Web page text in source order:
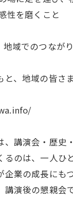
性を磨くこと
地域でのつなが
と、地域の皆さ
、講演会・歴史
るのは、一人ひ
業の成長にも
演後の懇親会